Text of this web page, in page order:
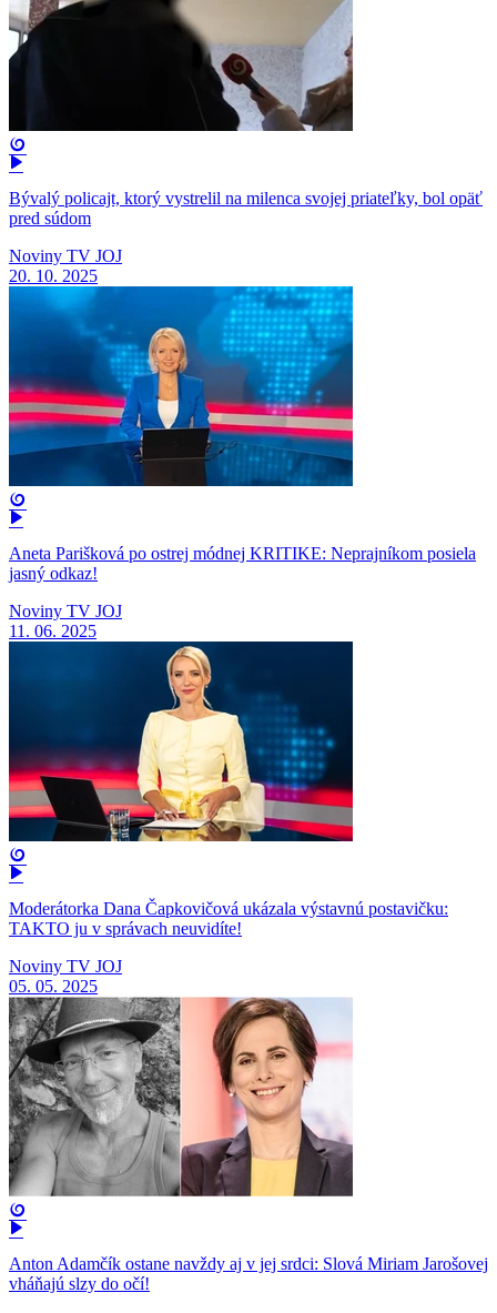
Bývalý policajt, ktorý vystrelil na milenca svojej priateľky, bol opäť
pred súdom
Noviny TV JOJ
20. 10. 2025
Aneta Parišková po ostrej módnej KRITIKE: Neprajníkom posiela
jasný odkaz!
Noviny TV JOJ
11. 06. 2025
Moderátorka Dana Čapkovičová ukázala výstavnú postavičku:
TAKTO ju v správach neuvidíte!
Noviny TV JOJ
05. 05. 2025
Anton Adamčík ostane navždy aj v jej srdci: Slová Miriam Jarošovej
vháňajú slzy do očí!